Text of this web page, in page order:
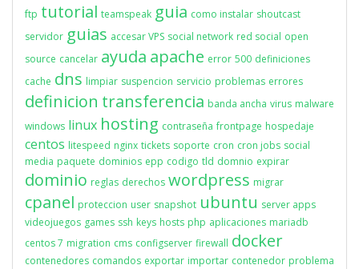
ftp tutorial teamspeak guia como instalar shoutcast
servidor guias accesar VPS social network red social open
source cancelar ayuda apache error 500 definiciones
cache dns limpiar suspencion servicio problemas errores
definicion transferencia banda ancha virus malware
windows linux hosting contraseña frontpage hospedaje
centos litespeed nginx tickets soporte cron cron jobs social
media paquete dominios epp codigo tld domnio expirar
dominio reglas derechos wordpress migrar
cpanel proteccion user snapshot ubuntu server apps
videojuegos games ssh keys hosts php aplicaciones mariadb
centos 7 migration cms configserver firewall docker
contenedores comandos exportar importar contenedor problema